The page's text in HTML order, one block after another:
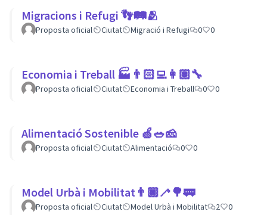
Migracions i Refugi 👣🛤🫂
Proposta oficial Ciutat Migració i Refugi 0 0
Economia i Treball 🏭👨🏻‍💻👩🏽‍🔧
Proposta oficial Ciutat Economia i Treball 0 0
Alimentació Sostenible 🍏🥗🧀
Proposta oficial Ciutat Alimentació 0 0
Model Urbà i Mobilitat👨🏿‍🦯🌳🚃
Proposta oficial Ciutat Model Urbà i Mobilitat 2 0